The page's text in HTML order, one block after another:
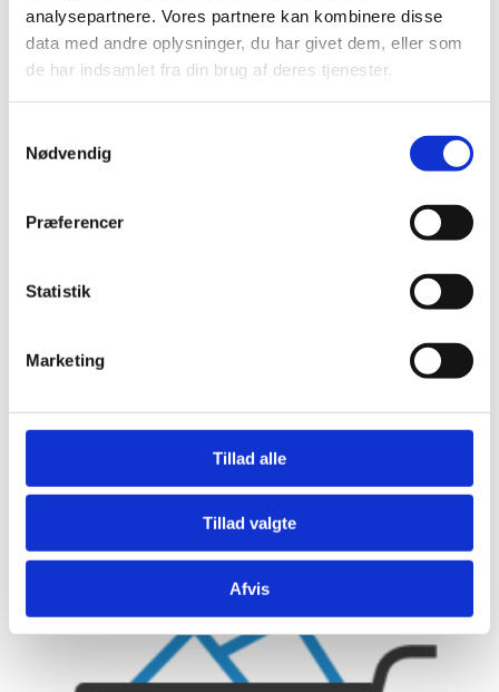
analysepartnere. Vores partnere kan kombinere disse
data med andre oplysninger, du har givet dem, eller som
de har indsamlet fra din brug af deres tjenester.
Nødvendig
Præferencer
Statistik
Marketing
Tillad alle
Tillad valgte
Afvis
Murerdatabase 1 år